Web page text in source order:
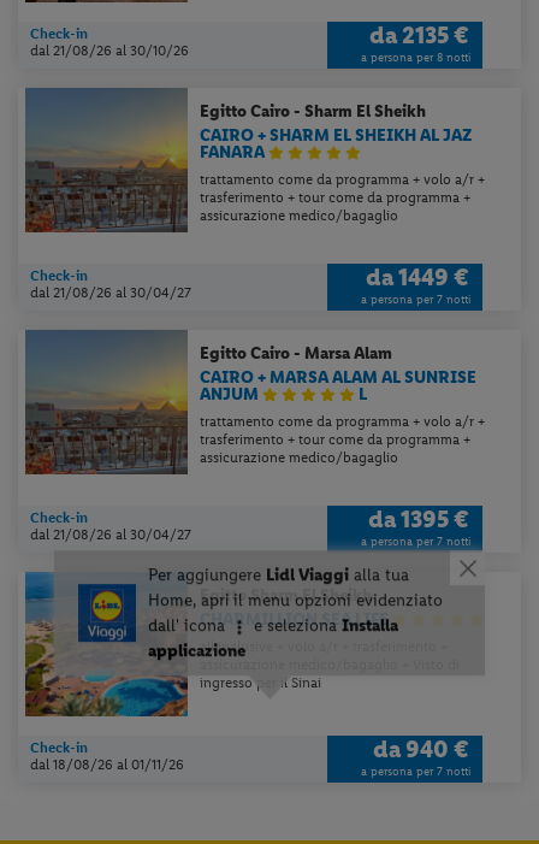
Check-in
dal 21/08/26al 30/10/26
da2135 €
a persona per 8 notti
EgittoCairo - Sharm El Sheikh
CAIRO + SHARM EL SHEIKH AL JAZ
FANARA
trattamento come da programma + volo a/r +
trasferimento + tour come da programma +
assicurazione medico/bagaglio
Check-in
dal 21/08/26al 30/04/27
da1449 €
a persona per 7 notti
EgittoCairo - Marsa Alam
CAIRO + MARSA ALAM AL SUNRISE
ANJUM
L
trattamento come da programma + volo a/r +
trasferimento + tour come da programma +
assicurazione medico/bagaglio
Check-in
dal 21/08/26al 30/04/27
da1395 €
a persona per 7 notti
EgittoSharm El Sheikh
CHARMILLION SEA LIFE
all inclusive + volo a/r + trasferimento +
ingresso per il Sinai
Check-in
dal 18/08/26al 01/11/26
da940 €
a persona per 7 notti